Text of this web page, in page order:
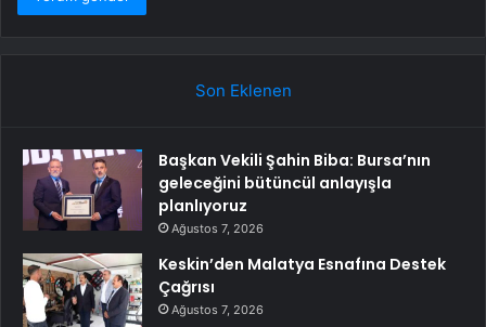
Son Eklenen
Başkan Vekili Şahin Biba: Bursa’nın
geleceğini bütüncül anlayışla
planlıyoruz
Ağustos 7, 2026
Keskin’den Malatya Esnafına Destek
Çağrısı
Ağustos 7, 2026